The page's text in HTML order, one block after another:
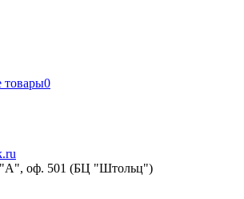
товары0
оф. 501 (БЦ "Штольц")